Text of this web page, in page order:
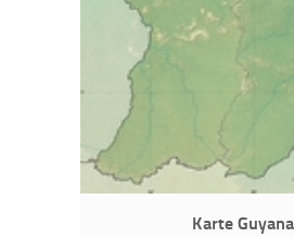
Karte Guyana